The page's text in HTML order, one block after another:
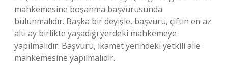
mahkemesine boşanma başvurusunda
bulunmalıdır. Başka bir deyişle, başvuru, çiftin en az
altı ay birlikte yaşadığı yerdeki mahkemeye
yapılmalıdır. Başvuru, ikamet yerindeki yetkili aile
mahkemesine yapılmalıdır.